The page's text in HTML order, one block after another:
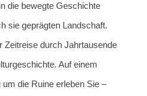
die bewegte Geschichte
sie geprägten Landschaft.
Zeitreise durch Jahrtausende
Auf einem
die Ruine erleben Sie –